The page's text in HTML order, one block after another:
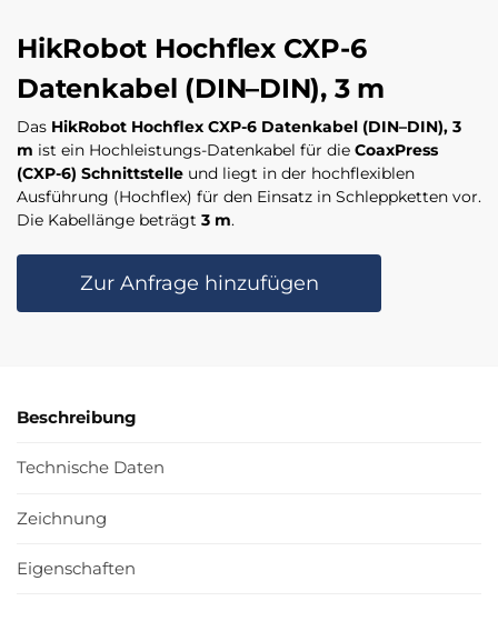
HikRobot Hochflex CXP-6
Datenkabel (DIN–DIN), 3 m
Das HikRobot Hochflex CXP-6 Datenkabel (DIN–DIN), 3
m ist ein Hochleistungs-Datenkabel für die CoaxPress
(CXP-6) Schnittstelle und liegt in der hochflexiblen
Ausführung (Hochflex) für den Einsatz in Schleppketten vor.
Die Kabellänge beträgt 3 m.
Zur Anfrage hinzufügen
Beschreibung
Technische Daten
Zeichnung
Eigenschaften